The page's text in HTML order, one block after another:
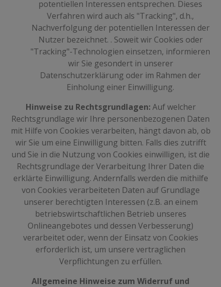
potentiellen Interessen entsprechen. Dieses
Verfahren wird auch als "Tracking", d.h.,
Nachverfolgung der potentiellen Interessen der
Nutzer bezeichnet. . Soweit wir Cookies oder
"Tracking"-Technologien einsetzen, informieren
wir Sie gesondert in unserer
Datenschutzerklärung oder im Rahmen der
Einholung einer Einwilligung.
Hinweise zu Rechtsgrundlagen:Auf welcher
Rechtsgrundlage wir Ihre personenbezogenen Daten
mit Hilfe von Cookies verarbeiten, hängt davon ab, ob
wir Sie um eine Einwilligung bitten. Falls dies zutrifft
und Sie in die Nutzung von Cookies einwilligen, ist die
Rechtsgrundlage der Verarbeitung Ihrer Daten die
erklärte Einwilligung. Andernfalls werden die mithilfe
von Cookies verarbeiteten Daten auf Grundlage
unserer berechtigten Interessen (z.B. an einem
betriebswirtschaftlichen Betrieb unseres
Onlineangebotes und dessen Verbesserung)
verarbeitet oder, wenn der Einsatz von Cookies
erforderlich ist, um unsere vertraglichen
Verpflichtungen zu erfüllen.
Allgemeine Hinweise zum Widerruf und